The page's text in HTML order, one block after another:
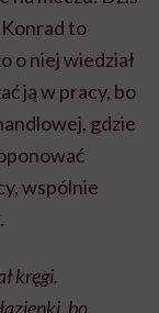
Konrad to
o niej wiedział
ją w pracy, bo
gdzie
wspólnie
kręgi.
bo